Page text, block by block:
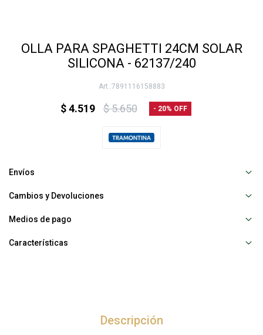
OLLA PARA SPAGHETTI 24CM SOLAR
SILICONA - 62137/240
7891116158883
$ 4.519 $5.650 20
Envíos
Cambios y Devoluciones
Medios de pago
Características
Descripción